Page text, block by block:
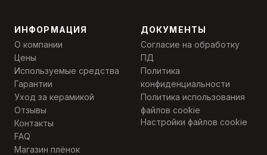
ИНФОРМАЦИЯ
О компании
Цены
Используемые средства
Гарантии
Уход за керамикой
Отзывы
Контакты
FAQ
Магазин плёнок
ДОКУМЕНТЫ
Согласие на обработку
ПД
Политика
конфиденциальности
Политика использования
файлов cookie
Настройки файлов cookie